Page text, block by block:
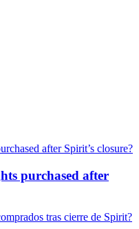
purchased after